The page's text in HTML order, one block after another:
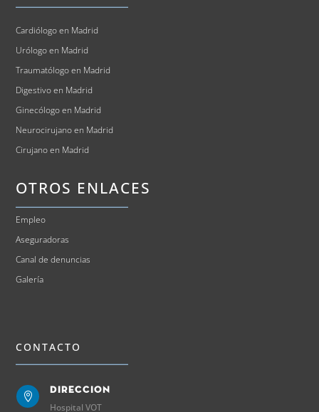
Cardiólogo en Madrid
Urólogo en Madrid
Traumatólogo en Madrid
Digestivo en Madrid
Ginecólogo en Madrid
Neurocirujano en Madrid
Cirujano en Madrid
OTROS ENLACES
Empleo
Aseguradoras
Canal de denuncias
Galería
CONTACTO

Direccion
Hospital VOT